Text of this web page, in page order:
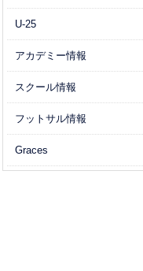
U-25
アカデミー情報
スクール情報
フットサル情報
Graces